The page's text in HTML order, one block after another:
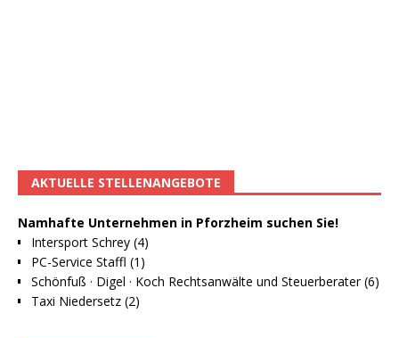
AKTUELLE STELLENANGEBOTE
Namhafte Unternehmen in Pforzheim suchen Sie!
Intersport Schrey (4)
PC-Service Staffl (1)
Schönfuß · Digel · Koch Rechtsanwälte und Steuerberater (6)
Taxi Niedersetz (2)